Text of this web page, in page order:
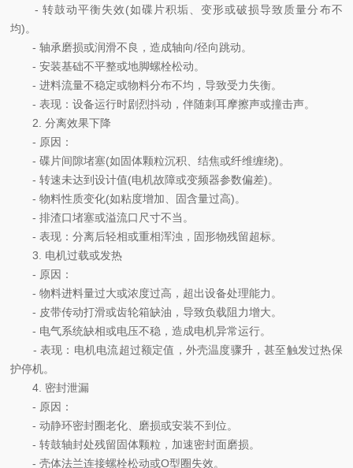
- 转鼓动平衡失效(如碟片积垢、变形或破损导致质量分布不
均)。
- 轴承磨损或润滑不良，造成轴向/径向跳动。
- 安装基础不平整或地脚螺栓松动。
- 进料流量不稳定或物料分布不均，导致受力失衡。
- 表现：设备运行时剧烈抖动，伴随刺耳摩擦声或撞击声。
2. 分离效果下降
- 原因：
- 碟片间隙堵塞(如固体颗粒沉积、结焦或纤维缠绕)。
- 转速未达到设计值(电机故障或变频器参数偏差)。
- 物料性质变化(如粘度增加、固含量过高)。
- 排渣口堵塞或溢流口尺寸不当。
- 表现：分离后轻相或重相浑浊，固形物残留超标。
3. 电机过载或发热
- 原因：
- 物料进料量过大或浓度过高，超出设备处理能力。
- 皮带传动打滑或齿轮箱缺油，导致负载阻力增大。
- 电气系统缺相或电压不稳，造成电机异常运行。
- 表现：电机电流超过额定值，外壳温度骤升，甚至触发过热保
护停机。
4. 密封泄漏
- 原因：
- 动静环密封圈老化、磨损或安装不到位。
- 转鼓轴封处残留固体颗粒，加速密封面磨损。
- 壳体法兰连接螺栓松动或O型圈失效。